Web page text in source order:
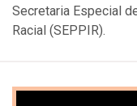
Secretaria Especial
Racial (SEPPIR).